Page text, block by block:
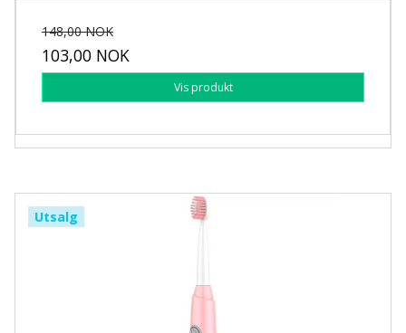
148,00 NOK
103,00 NOK
Vis produkt
Utsalg